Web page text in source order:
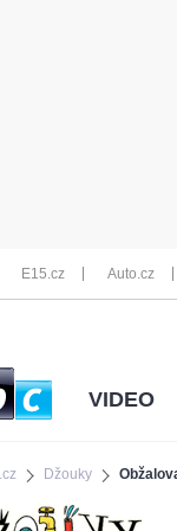
E15.cz Auto.cz
Džouky
VIDEO